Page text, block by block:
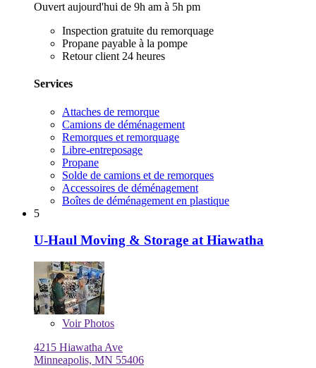
Ouvert aujourd'hui de 9h am à 5h pm
Inspection gratuite du remorquage
Propane payable à la pompe
Retour client 24 heures
Services
Attaches de remorque
Camions de déménagement
Remorques et remorquage
Libre-entreposage
Propane
Solde de camions et de remorques
Accessoires de déménagement
Boîtes de déménagement en plastique
5
U-Haul Moving & Storage at Hiawatha
VoirPhotos
4215 Hiawatha Ave
Minneapolis, MN 55406